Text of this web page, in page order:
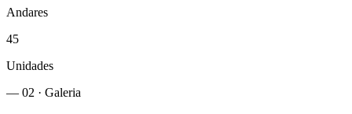
Andares
45
Unidades
— 02 · Galeria